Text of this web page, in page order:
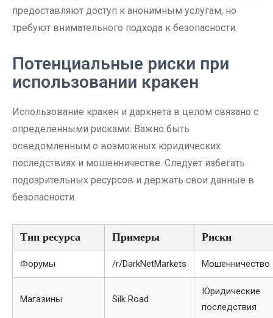
предоставляют доступ к анонимным услугам, но
требуют внимательного подхода к безопасности.
Потенциальные риски при
использовании кракен
Использование кракен и даркнета в целом связано с
определенными рисками. Важно быть
осведомленным о возможных юридических
последствиях и мошенничестве. Следует избегать
подозрительных ресурсов и держать свои данные в
безопасности.
Тип ресурса Примеры Риски
Форумы /r/DarkNetMarkets Мошенничество
Магазины Silk Road
Юридические
последствия